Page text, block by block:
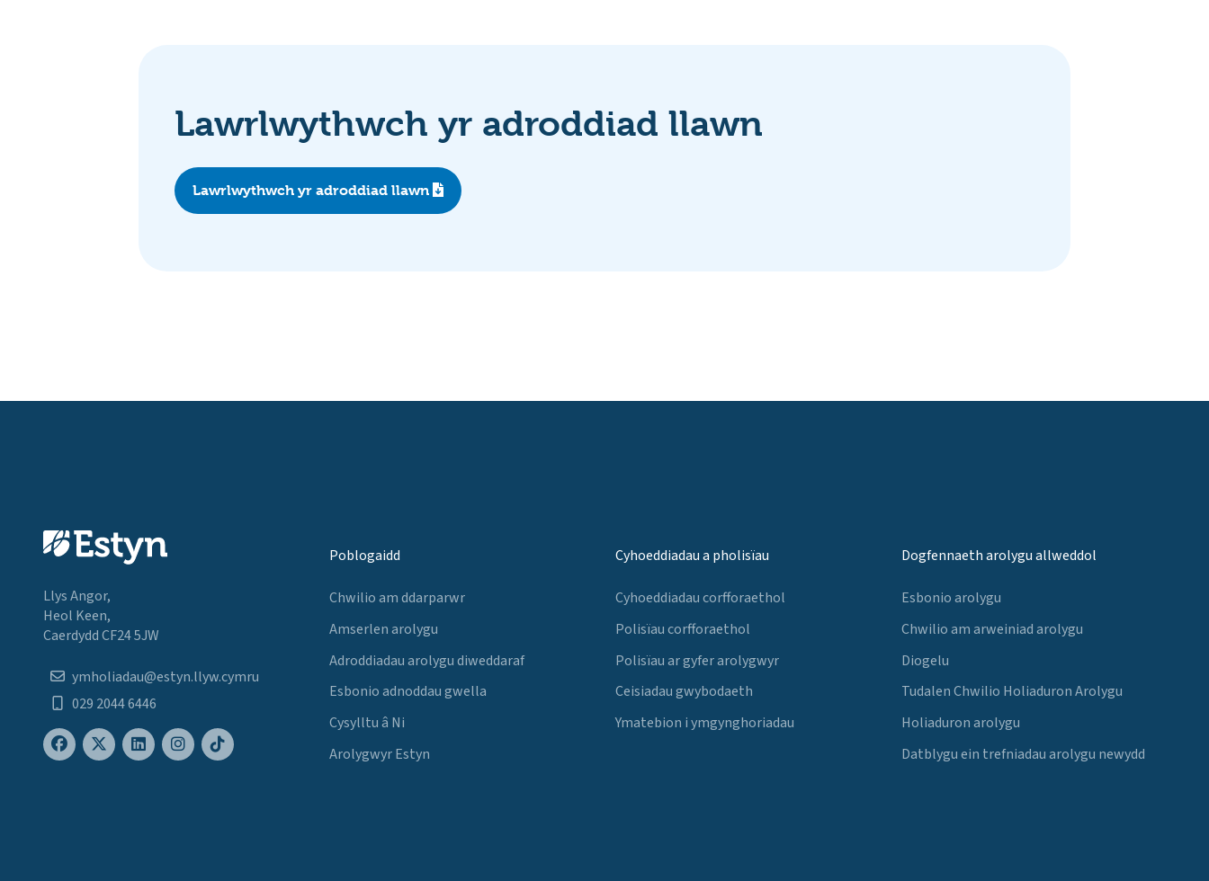
Lawrlwythwch yr adroddiad llawn
Lawrlwythwch yr adroddiad llawn
Llys Angor,
Heol Keen,
Caerdydd CF24 5JW
ymholiadau@estyn.llyw.cymru
029 2044 6446
Poblogaidd
Chwilio am ddarparwr
Amserlen arolygu
Adroddiadau arolygu diweddaraf
Esbonio adnoddau gwella
Cysylltu â Ni
Arolygwyr Estyn
Cyhoeddiadau a pholisïau
Cyhoeddiadau corfforaethol
Polisïau corfforaethol
Polisïau ar gyfer arolygwyr
Ceisiadau gwybodaeth
Ymatebion i ymgynghoriadau
Dogfennaeth arolygu allweddol
Esbonio arolygu
Chwilio am arweiniad arolygu
Diogelu
Tudalen Chwilio Holiaduron Arolygu
Holiaduron arolygu
Datblygu ein trefniadau arolygu newydd